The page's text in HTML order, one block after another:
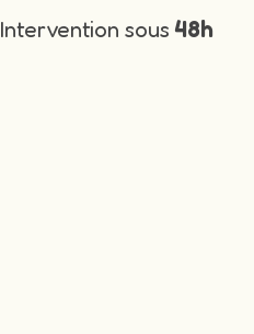
Intervention sous 48h